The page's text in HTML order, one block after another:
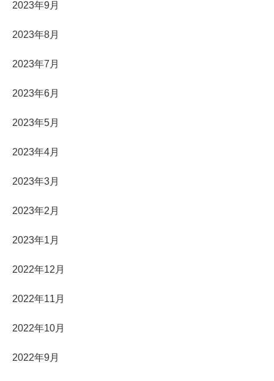
2023年9月
2023年8月
2023年7月
2023年6月
2023年5月
2023年4月
2023年3月
2023年2月
2023年1月
2022年12月
2022年11月
2022年10月
2022年9月